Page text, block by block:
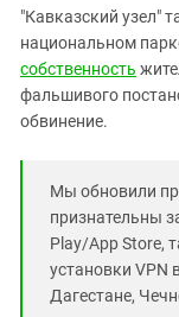
"Кавказский узел"
национальном
собственность
фальшивого
обвинение.
Мы обновили
признательны
Play/App Store,
установки VPN
Дагестане,